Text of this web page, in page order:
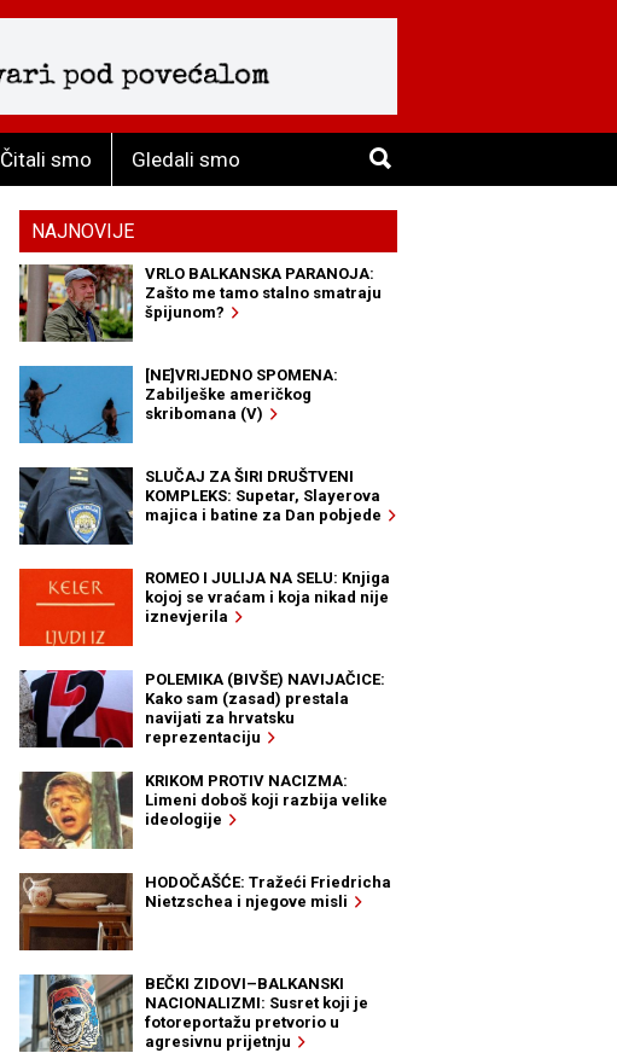
Čitali smo Gledali smo
NAJNOVIJE
VRLO BALKANSKA PARANOJA:
Zašto me tamo stalno smatraju
špijunom?
[NE]VRIJEDNO SPOMENA:
Zabilješke američkog
skribomana (V)
SLUČAJ ZA ŠIRI DRUŠTVENI
KOMPLEKS: Supetar, Slayerova
majica i batine za Dan pobjede
ROMEO I JULIJA NA SELU: Knjiga
kojoj se vraćam i koja nikad nije
iznevjerila
POLEMIKA (BIVŠE) NAVIJAČICE:
Kako sam (zasad) prestala
navijati za hrvatsku
reprezentaciju
KRIKOM PROTIV NACIZMA:
Limeni doboš koji razbija velike
ideologije
HODOČAŠĆE: Tražeći Friedricha
Nietzschea i njegove misli
BEČKI ZIDOVI–BALKANSKI
NACIONALIZMI: Susret koji je
fotoreportažu pretvorio u
agresivnu prijetnju